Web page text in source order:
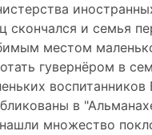
скончался и семья
местом
гувернёром в
в
множество